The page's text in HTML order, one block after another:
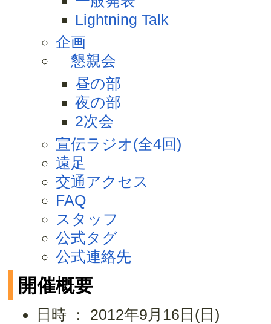
Lightning Talk
企画
懇親会
昼の部
夜の部
2次会
宣伝ラジオ(全4回)
遠足
交通アクセス
FAQ
スタッフ
公式タグ
公式連絡先
開催概要
日時 ： 2012年9月16日(日)